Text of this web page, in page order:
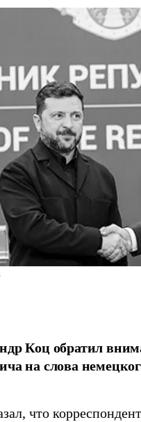
Коц обратил
на слова
что